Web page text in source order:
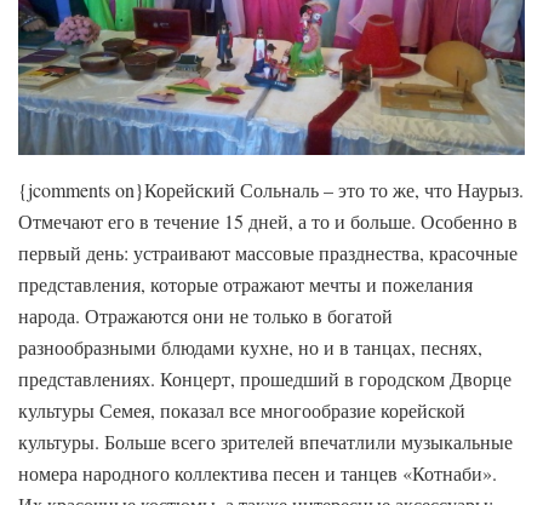
{jcomments on}Корейский Сольналь – это то же, что Наурыз.
Отмечают его в течение 15 дней, а то и больше. Особенно в
первый день: устраивают массовые празднества, красочные
представления, которые отражают мечты и пожелания
народа. Отражаются они не только в богатой
разнообразными блюдами кухне, но и в танцах, песнях,
представлениях. Концерт, прошедший в городском Дворце
культуры Семея, показал все многообразие корейской
культуры. Больше всего зрителей впечатлили музыкальные
номера народного коллектива песен и танцев «Котнаби».